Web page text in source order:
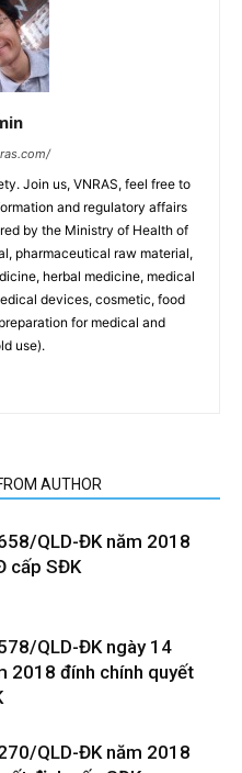
Join us, VNRAS, feel free to
and regulatory affairs
by the Ministry of Health of
pharmaceutical raw material,
herbal medicine, medical
devices, cosmetic, food
for medical and
use).
AUTHOR
QLD-ĐK năm 2018
cấp SĐK
QLD-ĐK ngày 14
2018 đính chính quyết
QLD-ĐK năm 2018